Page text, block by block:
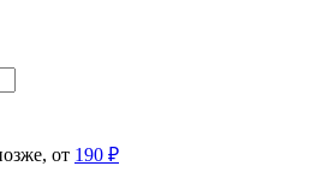
от 190 ₽